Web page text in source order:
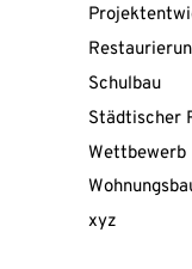
Schulbau
Städtischer
Wettbewerb
xyzdem